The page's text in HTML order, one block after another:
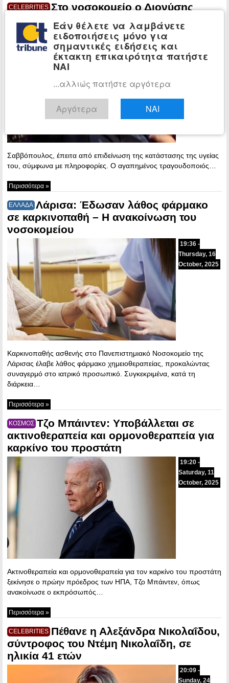
CELEBRITIES Στο νοσοκομείο ο Διονύσης
Σαββόπουλος υπό στενή ιατρική
παρακολούθηση
17 October,
Σαββόπουλος, έπειτα από επιδείνωση της κατάστασης της υγείας
του, σύμφωνα με πληροφορίες. Ο αγαπημένος τραγουδοποιός…
Περισσότερα »
ΕΛΛΑΔΑ Λάρισα: Έδωσαν λάθος φάρμακο
σε καρκινοπαθή – Η ανακοίνωση του
νοσοκομείου
19:36 -
Thursday, 16
October, 2025
Καρκινοπαθής ασθενής στο Πανεπιστημιακό Νοσοκομείο της
Λάρισας έλαβε λάθος φάρμακο χημειοθεραπείας, προκαλώντας
συναγερμό στο ιατρικό προσωπικό. Συγκεκριμένα, κατά τη
διάρκεια…
Περισσότερα »
ΚΟΣΜΟΣ Τζο Μπάιντεν: Υποβάλλεται σε
ακτινοθεραπεία και ορμονοθεραπεία για
καρκίνο του προστάτη
19:20 -
Saturday, 11
October, 2025
Ακτινοθεραπεία και ορμονοθεραπεία για τον καρκίνο του προστάτη
ξεκίνησε ο πρώην πρόεδρος των ΗΠΑ, Τζο Μπάιντεν, όπως
ανακοίνωσε ο εκπρόσωπός…
Περισσότερα »
CELEBRITIES Πέθανε η Αλεξάνδρα Νικολαΐδου,
σύντροφος του Ντέμη Νικολαΐδη, σε
ηλικία 41 ετών
20:09 -
Sunday, 24
Εάν θέλετε να λαμβάνετε
ειδοποιήσεις μόνο για
σημαντικές ειδήσεις και
έκτακτη επικαιρότητα πατήστε
ΝΑΙ
...αλλιώς πατήστε αργότερα
Αργότερα ΝΑΙ